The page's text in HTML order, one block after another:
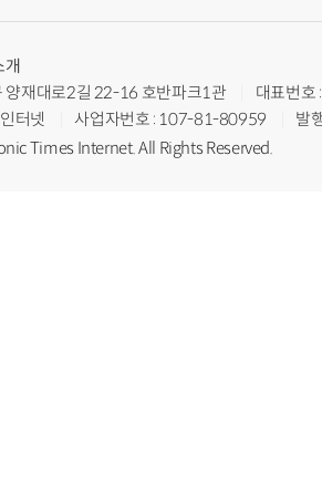
개
양재대로2길 22-16 호반파크1관
대표번
터넷
사업자번호 : 107-81-80959
발
Times Internet. All Rights Reserved.